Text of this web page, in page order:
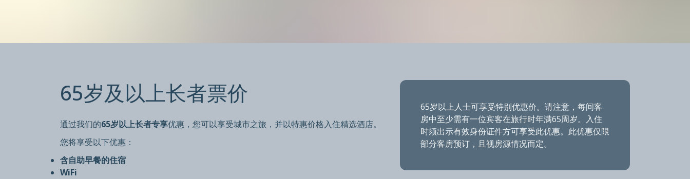
全年均可根据要求提供，具体视供应情况而定
65岁及以上长者票价
通过我们的65岁以上长者专享优惠，您可以享受城市之旅，并以特惠价格入住精选酒店。
您将享受以下优惠：
含自助早餐的住宿
WiFi
65岁以上人士可享受特别优惠价。请注意，每间客
房中至少需有一位宾客在旅行时年满65周岁。入住
时须出示有效身份证件方可享受此优惠。此优惠仅限
部分客房预订，且视房源情况而定。